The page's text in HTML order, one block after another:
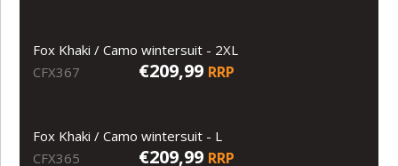
Fox Khaki / Camo wintersuit - 2XL
CFX367
€209,99 RRP
Fox Khaki / Camo wintersuit - L
CFX365
€209,99 RRP